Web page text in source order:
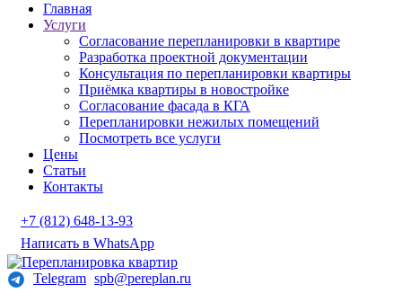
Главная
Услуги
Согласование перепланировки в квартире
Разработка проектной документации
Консультация по перепланировки квартиры
Приёмка квартиры в новостройке
Согласование фасада в КГА
Перепланировки нежилых помещений
Посмотреть все услуги
Цены
Статьи
Контакты
+7 (812) 648-13-93
Написать в WhatsApp
Telegram spb@pereplan.ru